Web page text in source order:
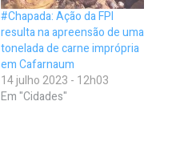
#Chapada: Ação da FPI
resulta na apreensão de uma
tonelada de carne imprópria
em Cafarnaum
14 julho 2023 - 12h03
Em "Cidades"